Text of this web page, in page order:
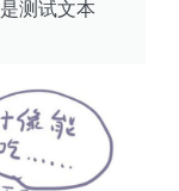
测试文本